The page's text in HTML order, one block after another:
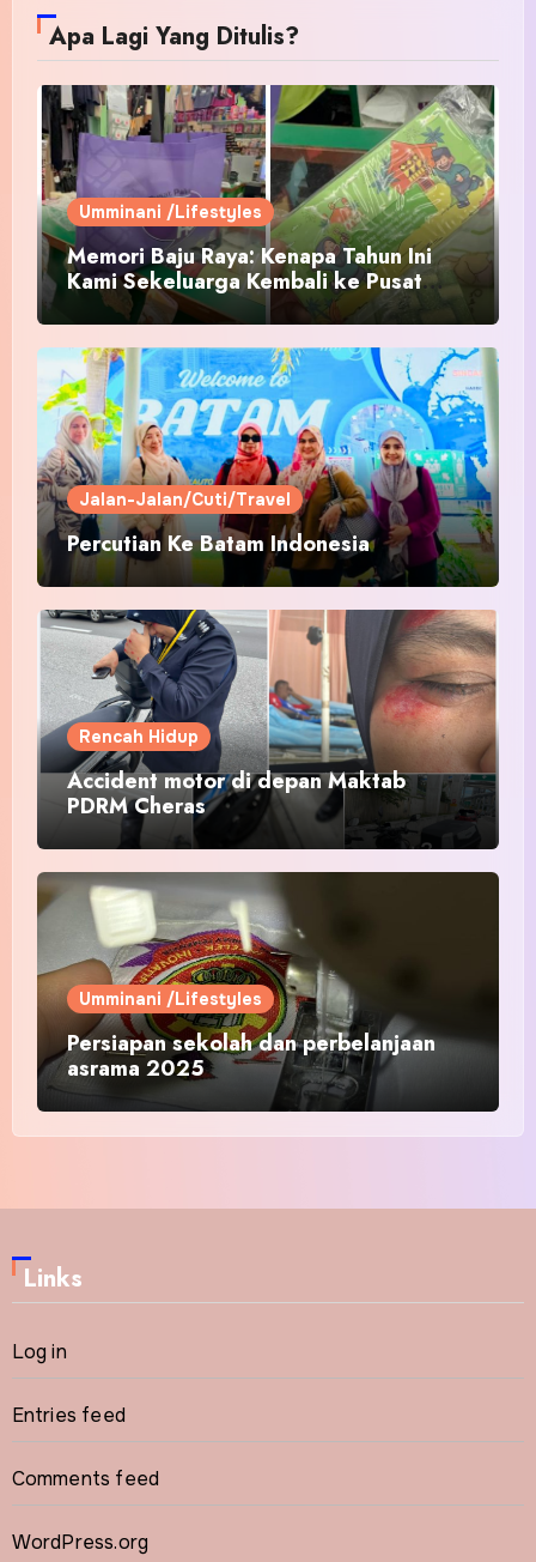
Apa Lagi Yang Ditulis?
Umminani /Lifestyles
Memori Baju Raya: Kenapa Tahun Ini
Kami Sekeluarga Kembali ke Pusat
Pakaian Hari-Hari?
Jalan-Jalan/Cuti/Travel
Percutian Ke Batam Indonesia
Rencah Hidup
Accident motor di depan Maktab
PDRM Cheras
Umminani /Lifestyles
Persiapan sekolah dan perbelanjaan
asrama 2025
Links
Log in
Entries feed
Comments feed
WordPress.org